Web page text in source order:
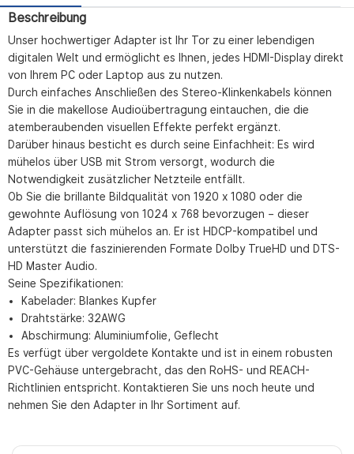
Beschreibung
Unser hochwertiger Adapter ist Ihr Tor zu einer lebendigen
digitalen Welt und ermöglicht es Ihnen, jedes HDMI-Display direkt
von Ihrem PC oder Laptop aus zu nutzen.
Durch einfaches Anschließen des Stereo-Klinkenkabels können
Sie in die makellose Audioübertragung eintauchen, die die
atemberaubenden visuellen Effekte perfekt ergänzt.
Darüber hinaus besticht es durch seine Einfachheit: Es wird
mühelos über USB mit Strom versorgt, wodurch die
Notwendigkeit zusätzlicher Netzteile entfällt.
Ob Sie die brillante Bildqualität von 1920 x 1080 oder die
gewohnte Auflösung von 1024 x 768 bevorzugen – dieser
Adapter passt sich mühelos an. Er ist HDCP-kompatibel und
unterstützt die faszinierenden Formate Dolby TrueHD und DTS-
HD Master Audio.
Seine Spezifikationen:
Kabelader: Blankes Kupfer
Drahtstärke: 32AWG
Abschirmung: Aluminiumfolie, Geflecht
Es verfügt über vergoldete Kontakte und ist in einem robusten
PVC-Gehäuse untergebracht, das den RoHS- und REACH-
Richtlinien entspricht. Kontaktieren Sie uns noch heute und
nehmen Sie den Adapter in Ihr Sortiment auf.